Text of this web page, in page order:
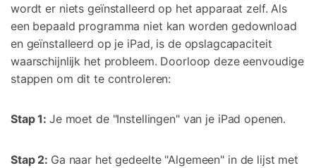
wordt er niets geïnstalleerd op het apparaat zelf. Als
een bepaald programma niet kan worden gedownload
en geïnstalleerd op je iPad, is de opslagcapaciteit
waarschijnlijk het probleem. Doorloop deze eenvoudige
stappen om dit te controleren:
Stap 1: Je moet de "Instellingen" van je iPad openen.
Stap 2: Ga naar het gedeelte "Algemeen" in de lijst met